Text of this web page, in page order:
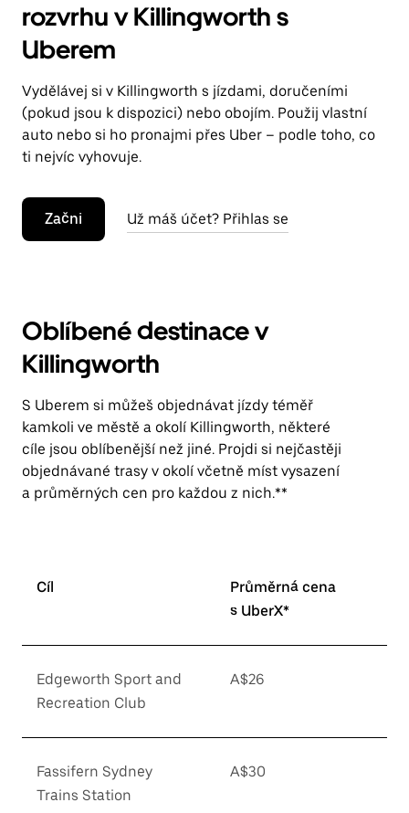
rozvrhu v Killingworth s
Uberem
Vydělávej si v Killingworth s jízdami, doručeními
(pokud jsou k dispozici) nebo obojím. Použij vlastní
auto nebo si ho pronajmi přes Uber – podle toho, co
ti nejvíc vyhovuje.
Začni Už máš účet? Přihlas se
Oblíbené destinace v
Killingworth
S Uberem si můžeš objednávat jízdy téměř
kamkoli ve městě a okolí Killingworth, některé
cíle jsou oblíbenější než jiné. Projdi si nejčastěji
objednávané trasy v okolí včetně míst vysazení
a průměrných cen pro každou z nich.**
Cíl
Průměrná cena
s UberX*
Edgeworth Sport and
Recreation Club
A$26
Fassifern Sydney
Trains Station
A$30